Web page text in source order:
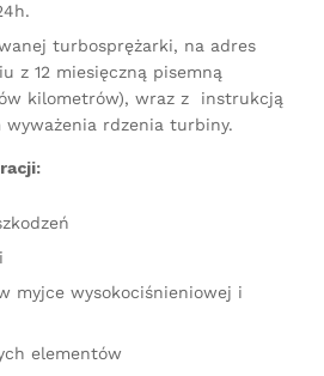
turbosprężarki, na adres
z 12 miesięczną pisemną
kilometrów), wraz z instrukcją
wyważenia rdzenia turbiny.
myjce wysokociśnieniowej i
elementów